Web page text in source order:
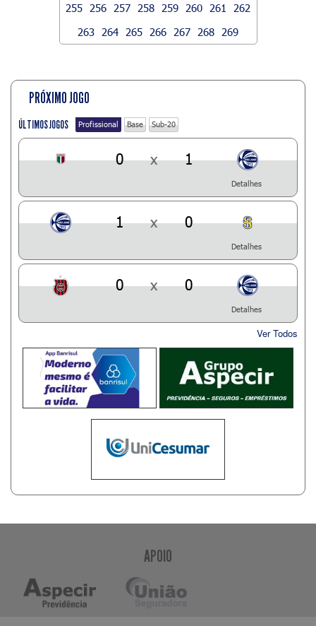
255
256 257 258 259 260 261
262
263
264 265 266 267 268 269
PRÓXIMO JOGO
ÚLTIMOS JOGOS Profissional Base Sub-20
0 x 1
Detalhes
1 x 0
Detalhes
0 x 0
Detalhes
Ver Todos
APOIO